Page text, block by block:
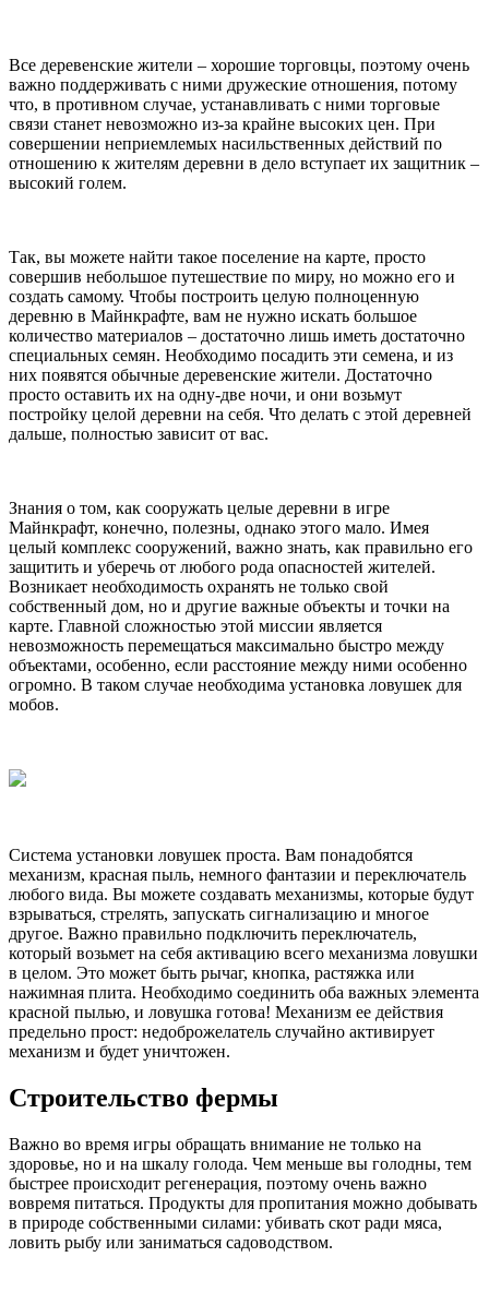
Все деревенские жители – хорошие торговцы, поэтому очень
важно поддерживать с ними дружеские отношения, потому
что, в противном случае, устанавливать с ними торговые
связи станет невозможно из-за крайне высоких цен. При
совершении неприемлемых насильственных действий по
отношению к жителям деревни в дело вступает их защитник –
высокий голем.
Так, вы можете найти такое поселение на карте, просто
совершив небольшое путешествие по миру, но можно его и
создать самому. Чтобы построить целую полноценную
деревню в Майнкрафте, вам не нужно искать большое
количество материалов – достаточно лишь иметь достаточно
специальных семян. Необходимо посадить эти семена, и из
них появятся обычные деревенские жители. Достаточно
просто оставить их на одну-две ночи, и они возьмут
постройку целой деревни на себя. Что делать с этой деревней
дальше, полностью зависит от вас.
Знания о том, как сооружать целые деревни в игре
Майнкрафт, конечно, полезны, однако этого мало. Имея
целый комплекс сооружений, важно знать, как правильно его
защитить и уберечь от любого рода опасностей жителей.
Возникает необходимость охранять не только свой
собственный дом, но и другие важные объекты и точки на
карте. Главной сложностью этой миссии является
невозможность перемещаться максимально быстро между
объектами, особенно, если расстояние между ними особенно
огромно. В таком случае необходима установка ловушек для
мобов.
Система установки ловушек проста. Вам понадобятся
механизм, красная пыль, немного фантазии и переключатель
любого вида. Вы можете создавать механизмы, которые будут
взрываться, стрелять, запускать сигнализацию и многое
другое. Важно правильно подключить переключатель,
который возьмет на себя активацию всего механизма ловушки
в целом. Это может быть рычаг, кнопка, растяжка или
нажимная плита. Необходимо соединить оба важных элемента
красной пылью, и ловушка готова! Механизм ее действия
предельно прост: недоброжелатель случайно активирует
механизм и будет уничтожен.
Строительство фермы
Важно во время игры обращать внимание не только на
здоровье, но и на шкалу голода. Чем меньше вы голодны, тем
быстрее происходит регенерация, поэтому очень важно
вовремя питаться. Продукты для пропитания можно добывать
в природе собственными силами: убивать скот ради мяса,
ловить рыбу или заниматься садоводством.